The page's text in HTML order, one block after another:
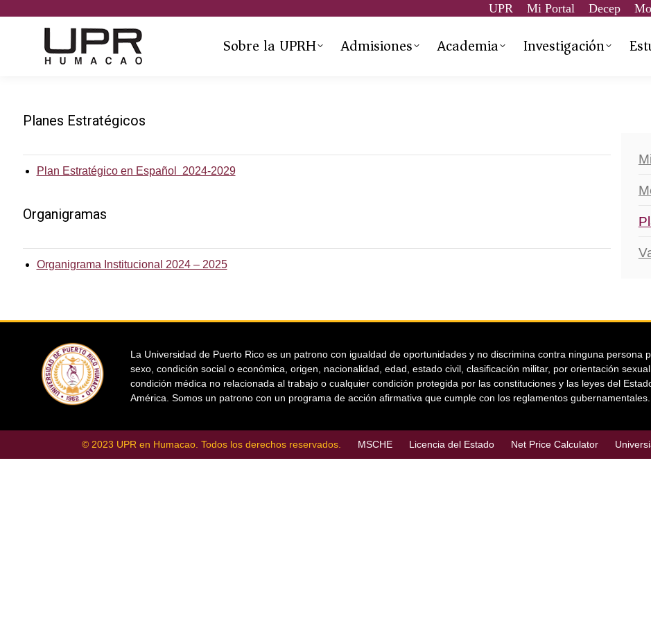
UPR Mi Portal Decep
Sobre la UPRH Admisiones Academia Investigación
Planes Estratégicos
Plan Estratégico en Español 2024-2029
Organigramas
Organigrama Institucional 2024 – 2025
La Universidad de Puerto Rico es un patrono con igualdad de oportunidades y no discrimina contra ninguna persona
sexo, condición social o económica, origen, nacionalidad, edad, estado civil, clasificación militar, por orientación
condición médica no relacionada al trabajo o cualquier condición protegida por las constituciones y las leyes del
América. Somos un patrono con un programa de acción afirmativa que cumple con los reglamentos gubernamentales.
© 2023 UPR en Humacao. Todos los derechos reservados. MSCHE Licencia del Estado Net Price Calculator